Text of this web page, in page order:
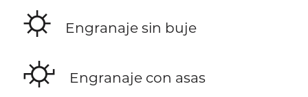
⛭ Engranaje sin buje
⛮ Engranaje con asas